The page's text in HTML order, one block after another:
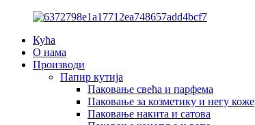
Кућа
О нама
Производи
Папир кутија
Паковање свећа и парфема
Паковање за козметику и негу коже
Паковање накита и сатова